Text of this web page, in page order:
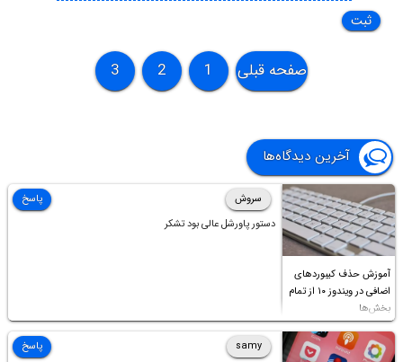
صفحه قبلی 1
2
3
آخرین دیدگاه‌ها
آموزش حذف کیبوردهای
اضافی در ویندوز ۱۰ از تمام
بخش‌ها
سروش
دستور پاورشل عالی بود تشکر
پاسخ
samy
پاسخ